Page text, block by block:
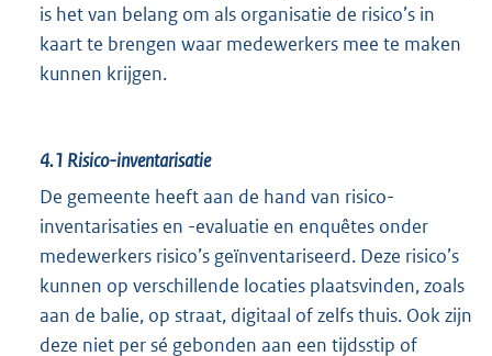
is het van belang om als organisatie de risico’s in
kaart te brengen waar medewerkers mee te maken
kunnen krijgen.
4.1 Risico-inventarisatie
De gemeente heeft aan de hand van risico-
inventarisaties en -evaluatie en enquêtes onder
medewerkers risico’s geïnventariseerd. Deze risico’s
kunnen op verschillende locaties plaatsvinden, zoals
aan de balie, op straat, digitaal of zelfs thuis. Ook zijn
deze niet per sé gebonden aan een tijdsstip of